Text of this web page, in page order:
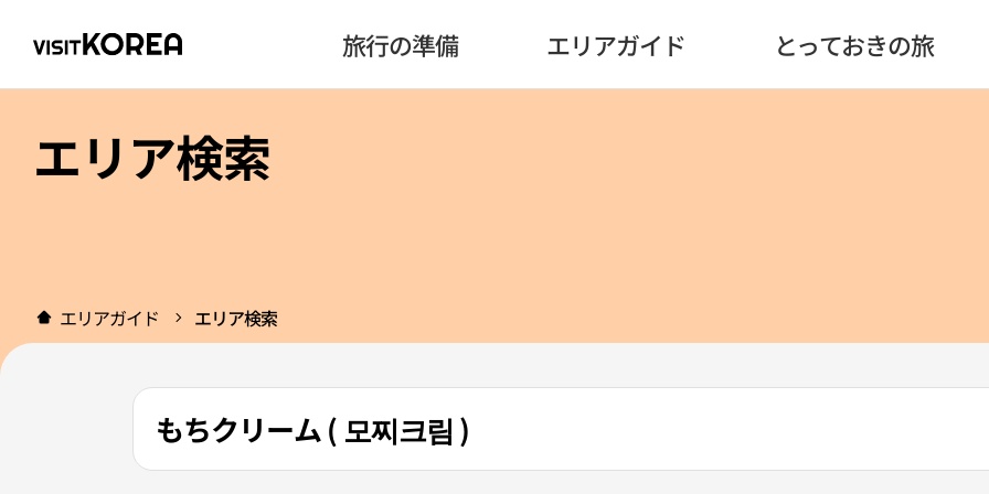
旅行の準備 エリアガイド とっておきの旅
エリア検索
エリアガイド エリア検索
もちクリーム ( 모찌크림 )